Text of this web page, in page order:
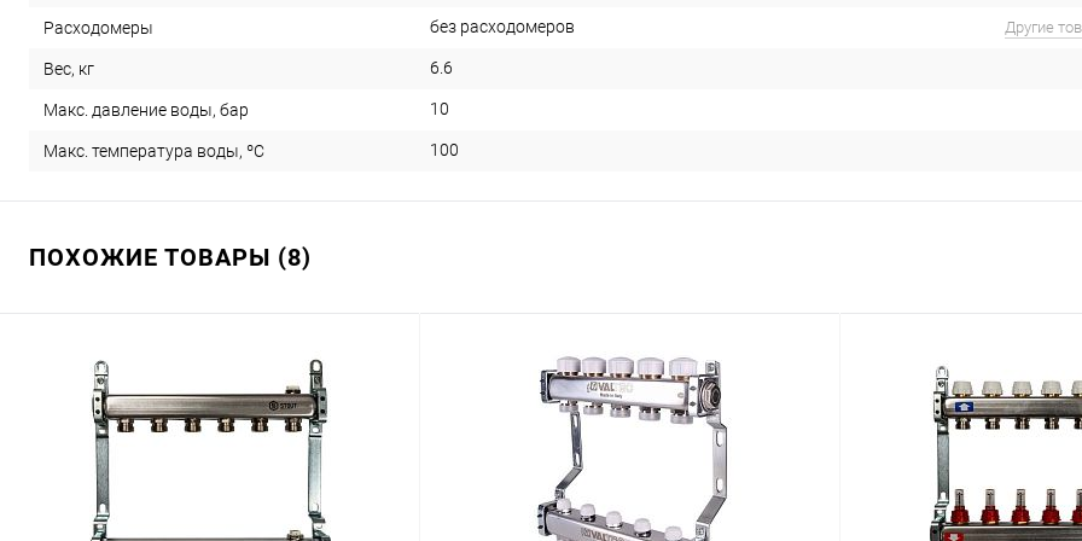
Расходомеры без расходомеров Другие
Вес, кг 6.6
Макс. давление воды, бар 10
Макс. температура воды, ºС 100
ПОХОЖИЕ ТОВАРЫ (8)